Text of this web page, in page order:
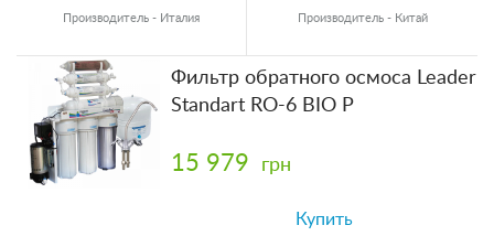
Производитель - Италия Производитель - Китай
Фильтр обратного осмоса Leader
Standart RO-6 BIO P
15 979 грн
Купить